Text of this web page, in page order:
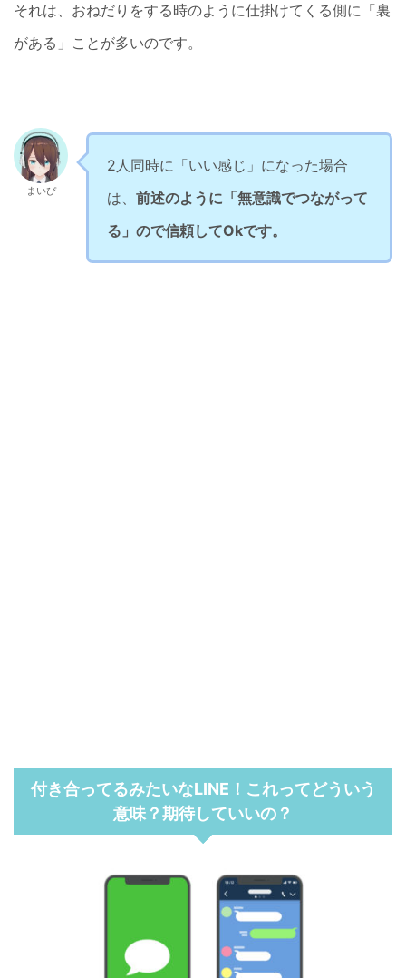
それは、おねだりをする時のように仕掛けてくる側に「裏
がある」ことが多いのです。
まいぴ
2人同時に「いい感じ」になった場合
は、 前述のように「無意識でつながって
る」ので信頼してOkです。
付き合ってるみたいなLINE！これってどういう
意味？期待していいの？